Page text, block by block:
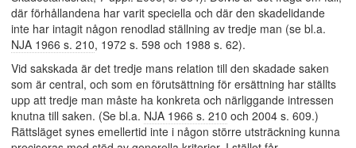
där förhållandena har varit speciella och där den skadelidande
inte har intagit någon renodlad ställning av tredje man (se bl.a.
NJA 1966 s. 210, 1972 s. 598 och 1988 s. 62).
Vid sakskada är det tredje mans relation till den skadade saken
som är central, och som en förutsättning för ersättning har ställts
upp att tredje man måste ha konkreta och närliggande intressen
knutna till saken. (Se bl.a. NJA 1966 s. 210 och 2004 s. 609.)
Rättsläget synes emellertid inte i någon större utsträckning kunna